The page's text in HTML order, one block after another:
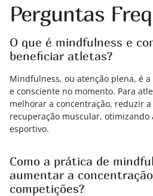
Perguntas
O que é mindfulness e
beneficiar atletas?
Mindfulness, ou atenção plena, é
e consciente no momento. Para
melhorar a concentração, reduzir
recuperação muscular, otimizando
esportivo.
Como a prática de
aumentar a
competições?